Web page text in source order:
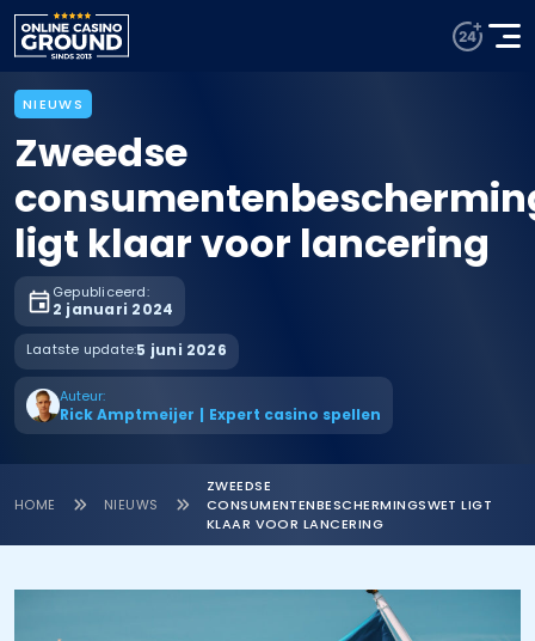
NIEUWS
Zweedse
ligt klaar voor lancering
Gepubliceerd:
2 januari 2024
Laatste update:5 juni 2026
Auteur:
Rick Amptmeijer | Expert casino spellen
HOME NIEUWS
ZWEEDSE
CONSUMENTENBESCHERMINGSWET LIGT
KLAAR VOOR LANCERING